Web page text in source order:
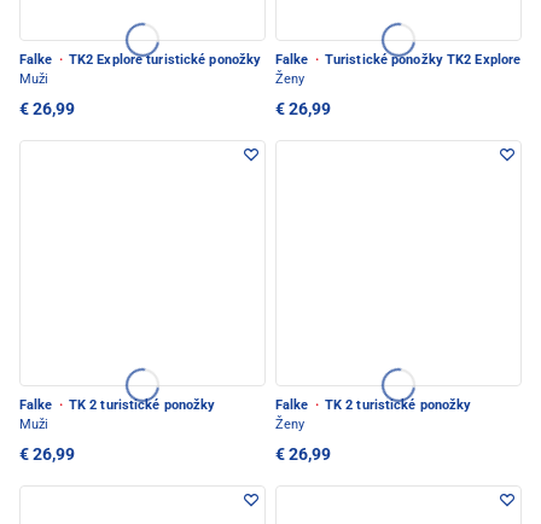
Falke · TK2 Explore turistické ponožky
Muži
€ 26,99
Falke · Turistické ponožky TK2 Explore
Ženy
€ 26,99
Falke · TK 2 turistické ponožky
Muži
€ 26,99
Falke · TK 2 turistické ponožky
Ženy
€ 26,99